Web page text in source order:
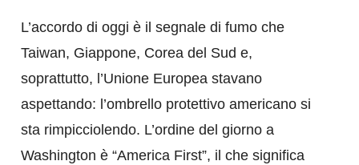
L’accordo di oggi è il segnale di fumo che
Taiwan, Giappone, Corea del Sud e,
soprattutto, l’Unione Europea stavano
aspettando: l’ombrello protettivo americano si
sta rimpicciolendo. L’ordine del giorno a
Washington è “America First”, il che significa